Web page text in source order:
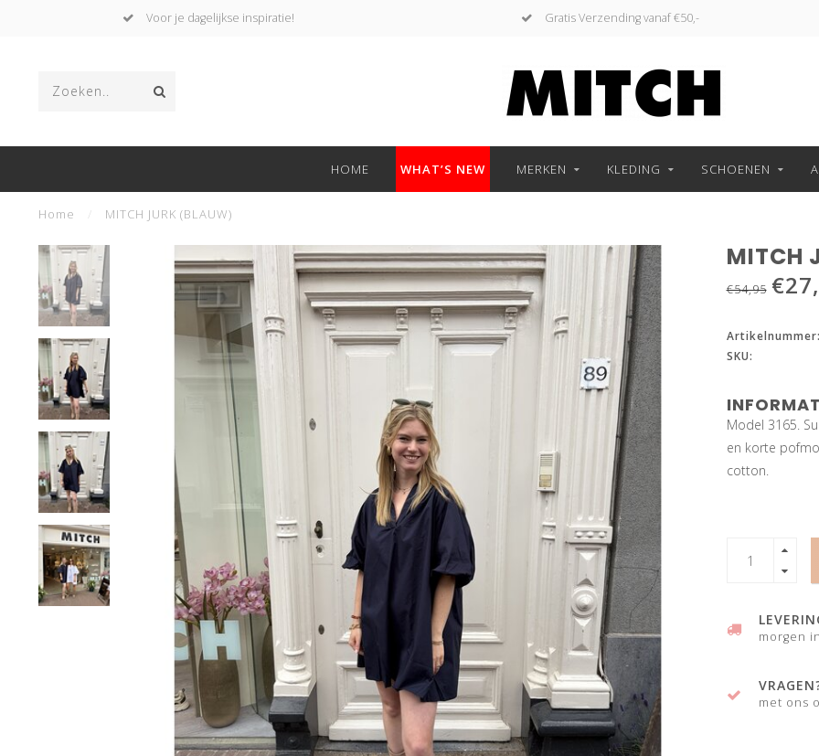
Voor je dagelijkse inspiratie! Gratis Verzending vanaf €50,-
HOME WHAT’S NEW MERKEN KLEDING SCHOENEN
Home MITCH JURK (BLAUW)
MITCH
€54,95
SKU:
Model 3165.
en korte
cotton.
morgen
met ons